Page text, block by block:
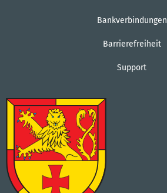
Bankverbindungen
Barrierefreiheit
Support